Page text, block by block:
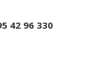
42 96 330